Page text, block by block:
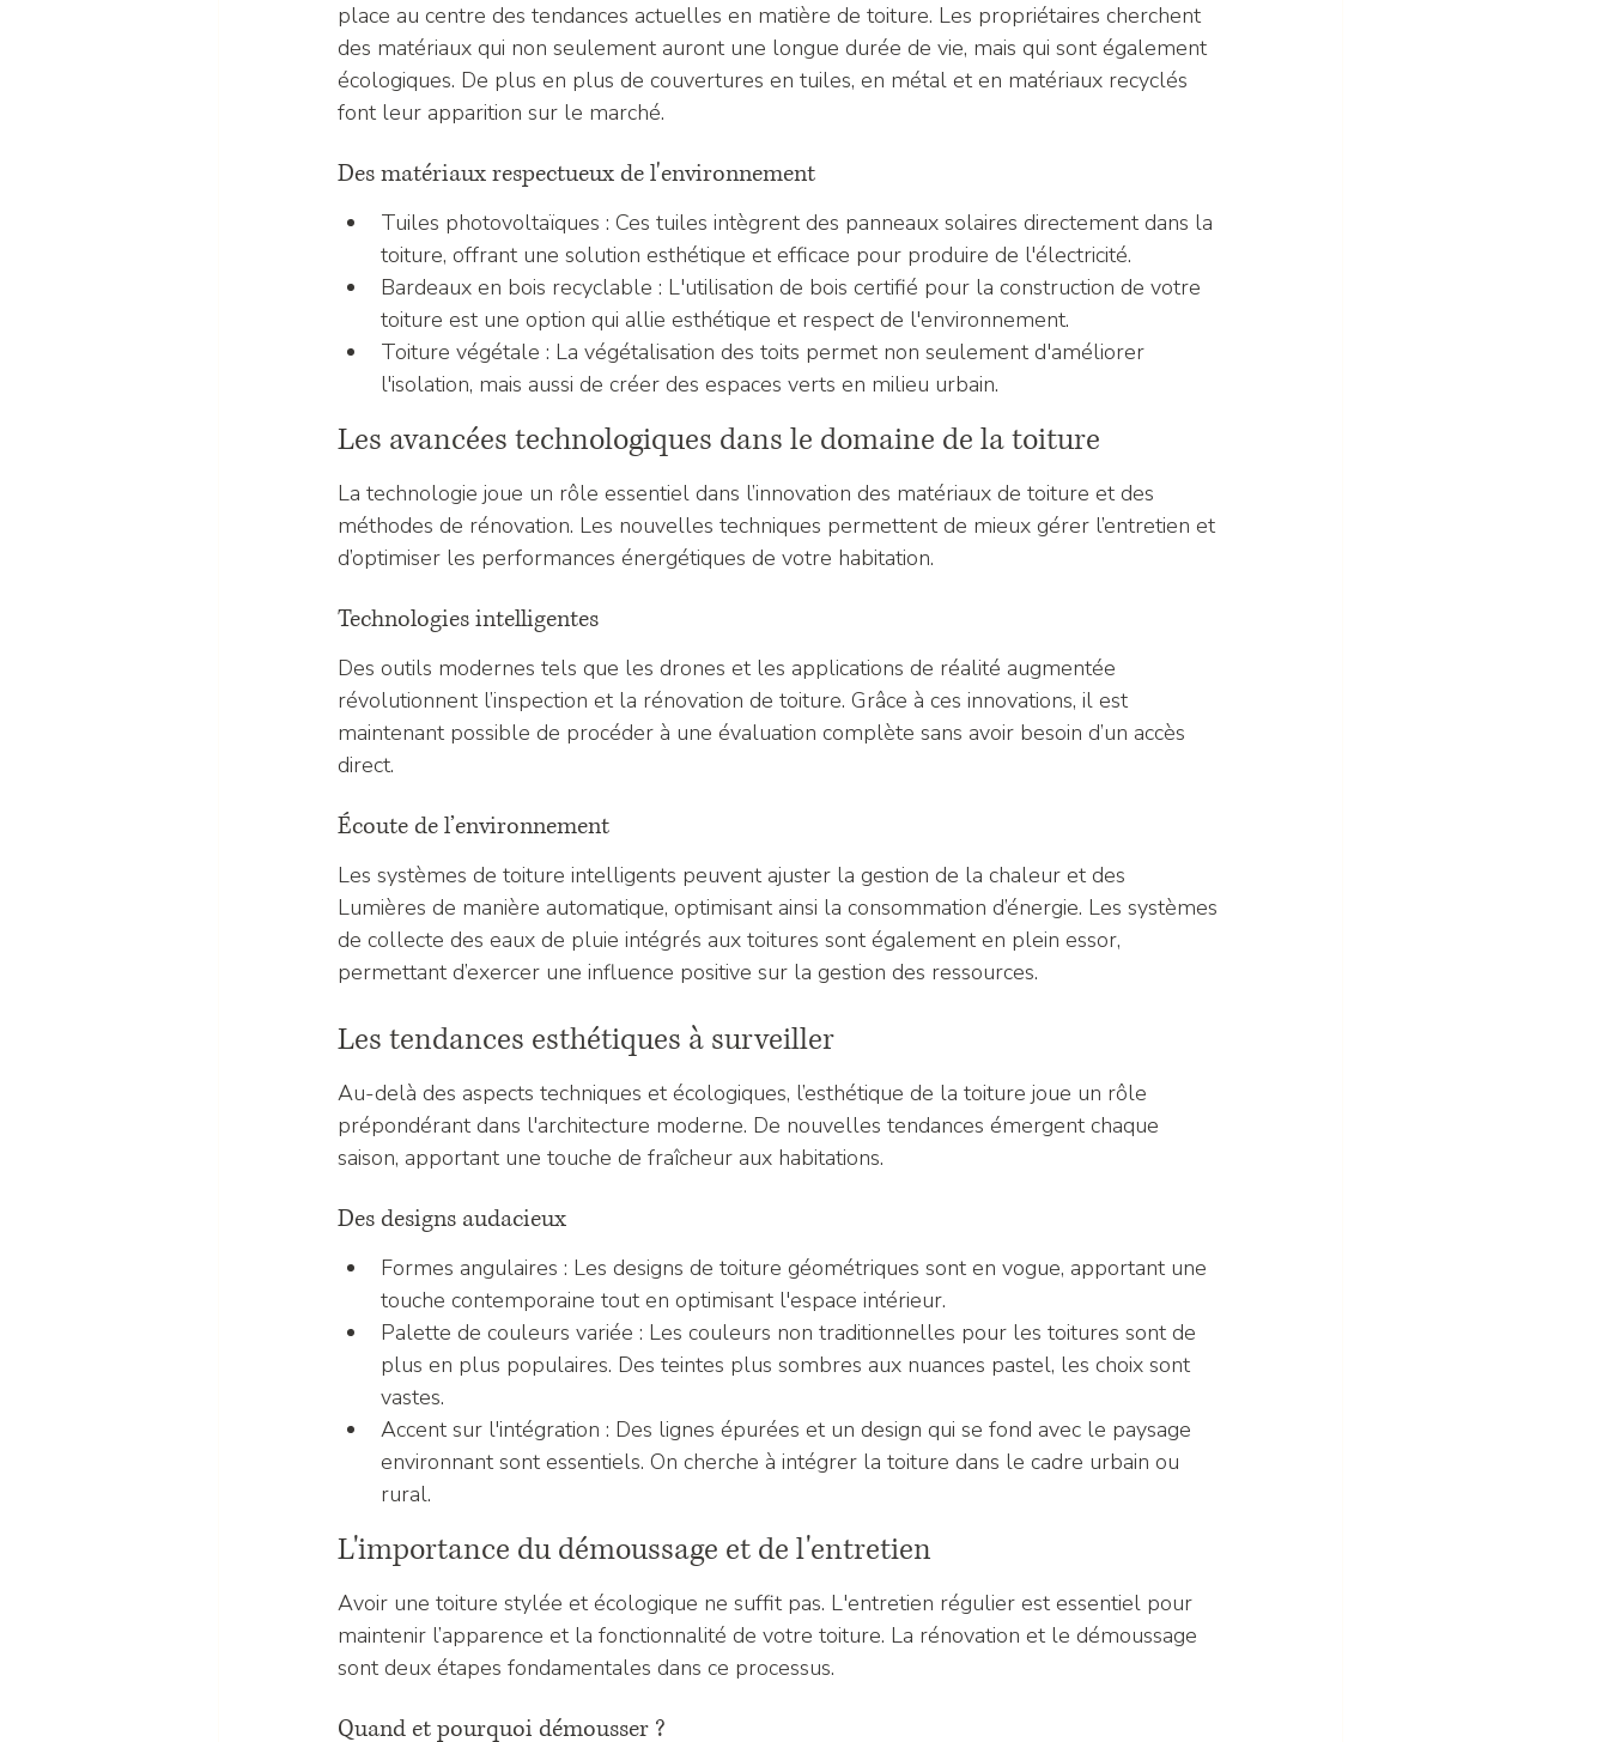
place au centre des tendances actuelles en matière de toiture. Les propriétaires cherchent
des matériaux qui non seulement auront une longue durée de vie, mais qui sont également
écologiques. De plus en plus de couvertures en tuiles, en métal et en matériaux recyclés
font leur apparition sur le marché.
Des matériaux respectueux de l'environnement
Tuiles photovoltaïques : Ces tuiles intègrent des panneaux solaires directement dans la
toiture, offrant une solution esthétique et efficace pour produire de l'électricité.
Bardeaux en bois recyclable : L'utilisation de bois certifié pour la construction de votre
toiture est une option qui allie esthétique et respect de l'environnement.
Toiture végétale : La végétalisation des toits permet non seulement d'améliorer
l'isolation, mais aussi de créer des espaces verts en milieu urbain.
Les avancées technologiques dans le domaine de la toiture
La technologie joue un rôle essentiel dans l’innovation des matériaux de toiture et des
méthodes de rénovation. Les nouvelles techniques permettent de mieux gérer l’entretien et
d’optimiser les performances énergétiques de votre habitation.
Technologies intelligentes
Des outils modernes tels que les drones et les applications de réalité augmentée
révolutionnent l’inspection et la rénovation de toiture. Grâce à ces innovations, il est
maintenant possible de procéder à une évaluation complète sans avoir besoin d’un accès
direct.
Écoute de l’environnement
Les systèmes de toiture intelligents peuvent ajuster la gestion de la chaleur et des
Lumières de manière automatique, optimisant ainsi la consommation d’énergie. Les systèmes
de collecte des eaux de pluie intégrés aux toitures sont également en plein essor,
permettant d’exercer une influence positive sur la gestion des ressources.
Les tendances esthétiques à surveiller
Au-delà des aspects techniques et écologiques, l’esthétique de la toiture joue un rôle
prépondérant dans l'architecture moderne. De nouvelles tendances émergent chaque
saison, apportant une touche de fraîcheur aux habitations.
Des designs audacieux
Formes angulaires : Les designs de toiture géométriques sont en vogue, apportant une
touche contemporaine tout en optimisant l'espace intérieur.
Palette de couleurs variée : Les couleurs non traditionnelles pour les toitures sont de
plus en plus populaires. Des teintes plus sombres aux nuances pastel, les choix sont
vastes.
Accent sur l'intégration : Des lignes épurées et un design qui se fond avec le paysage
environnant sont essentiels. On cherche à intégrer la toiture dans le cadre urbain ou
rural.
L'importance du démoussage et de l'entretien
Avoir une toiture stylée et écologique ne suffit pas. L'entretien régulier est essentiel pour
maintenir l’apparence et la fonctionnalité de votre toiture. La rénovation et le démoussage
sont deux étapes fondamentales dans ce processus.
Quand et pourquoi démousser ?